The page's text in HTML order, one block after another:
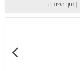
| זמן: משתנה